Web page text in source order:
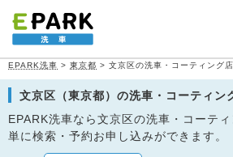
EPARK洗車 > 東京都 > 文京区の洗車・コーティング
文京区（東京都）の洗車・コーティン
EPARK洗車なら文京区の洗車・コーテ
単に検索・予約お申し込みができます。